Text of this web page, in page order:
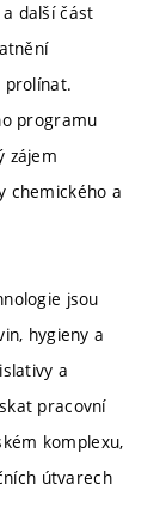
další část
prolínat.
programu
zájem
chemického a
jsou
hygieny a
a
pracovní
komplexu,
útvarech